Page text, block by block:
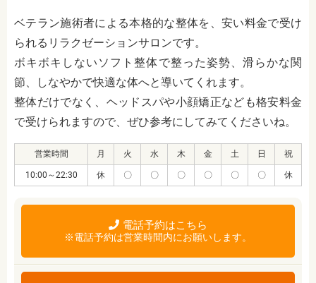
ベテラン施術者による本格的な整体を、安い料金で受け
られるリラクゼーションサロンです。
ボキボキしないソフト整体で整った姿勢、滑らかな関
節、しなやかで快適な体へと導いてくれます。
整体だけでなく、ヘッドスパや小顔矯正なども格安料金
で受けられますので、ぜひ参考にしてみてくださいね。
営業時間 月 火 水 木 金 土 日 祝
10:00～22:30 休 〇 〇 〇 〇 〇 〇 休
電話予約はこちら
※電話予約は営業時間内にお願いします。